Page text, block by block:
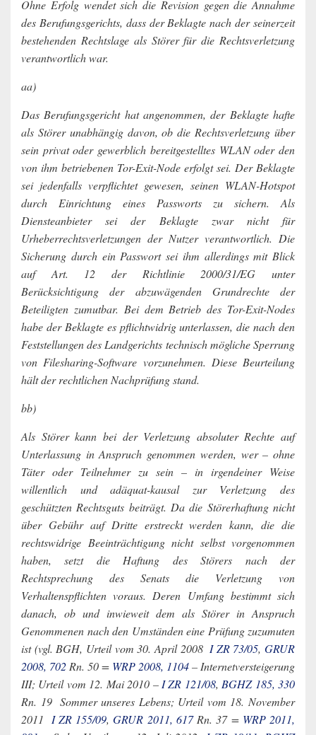
Ohne Erfolg wendet sich die Revision gegen die Annahme
des Berufungsgerichts, dass der Beklagte nach der seinerzeit
bestehenden Rechtslage als Störer für die Rechtsverletzung
verantwortlich war.
aa)
Das Berufungsgericht hat angenommen, der Beklagte hafte
als Störer unabhängig davon, ob die Rechtsverletzung über
sein privat oder gewerblich bereitgestelltes WLAN oder den
von ihm betriebenen Tor-Exit-Node erfolgt sei. Der Beklagte
sei jedenfalls verpflichtet gewesen, seinen WLAN-Hotspot
durch Einrichtung eines Passworts zu sichern. Als
Diensteanbieter sei der Beklagte zwar nicht für
Urheberrechtsverletzungen der Nutzer verantwortlich. Die
Sicherung durch ein Passwort sei ihm allerdings mit Blick
auf Art. 12 der Richtlinie 2000/31/EG unter
Berücksichtigung der abzuwägenden Grundrechte der
Beteiligten zumutbar. Bei dem Betrieb des Tor-Exit-Nodes
habe der Beklagte es pflichtwidrig unterlassen, die nach den
Feststellungen des Landgerichts technisch mögliche Sperrung
von Filesharing-Software vorzunehmen. Diese Beurteilung
hält der rechtlichen Nachprüfung stand.
bb)
Als Störer kann bei der Verletzung absoluter Rechte auf
Unterlassung in Anspruch genommen werden, wer – ohne
Täter oder Teilnehmer zu sein – in irgendeiner Weise
willentlich und adäquat-kausal zur Verletzung des
geschützten Rechtsguts beiträgt. Da die Störerhaftung nicht
über Gebühr auf Dritte erstreckt werden kann, die die
rechtswidrige Beeinträchtigung nicht selbst vorgenommen
haben, setzt die Haftung des Störers nach der
Rechtsprechung des Senats die Verletzung von
Verhaltenspflichten voraus. Deren Umfang bestimmt sich
danach, ob und inwieweit dem als Störer in Anspruch
Genommenen nach den Umständen eine Prüfung zuzumuten
ist (vgl. BGH, Urteil vom 30. April 2008 ­ I ZR 73/05,GRUR
2008, 702 Rn. 50 = WRP 2008, 1104– Internetversteigerung
III; Urteil vom 12. Mai 2010 – I ZR 121/08, BGHZ 185, 330
Rn. 19 ­ Sommer unseres Lebens; Urteil vom 18. November
2011 ­ I ZR 155/09,GRUR 2011, 617Rn. 37 = WRP 2011,